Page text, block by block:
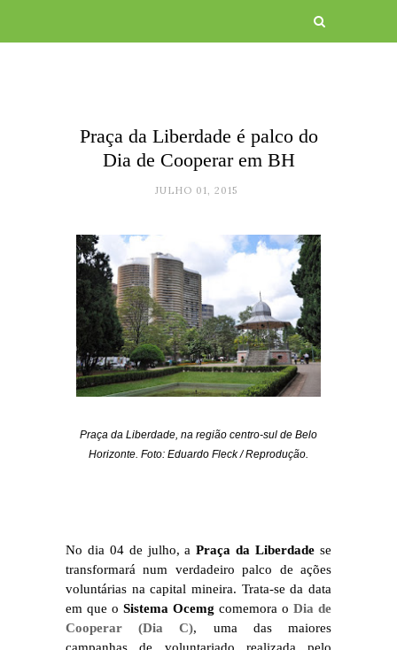
Praça da Liberdade é palco do
Dia de Cooperar em BH
JULHO 01, 2015
Praça da Liberdade, na região centro-sul de Belo
Horizonte. Foto: Eduardo Fleck / Reprodução.
No dia 04 de julho, aPraça da Liberdade se
transformará num verdadeiro palco de ações
voluntárias na capital mineira. Trata-se da data
em que o Sistema Ocemg comemora o Dia de
Cooperar (Dia C), uma das maiores